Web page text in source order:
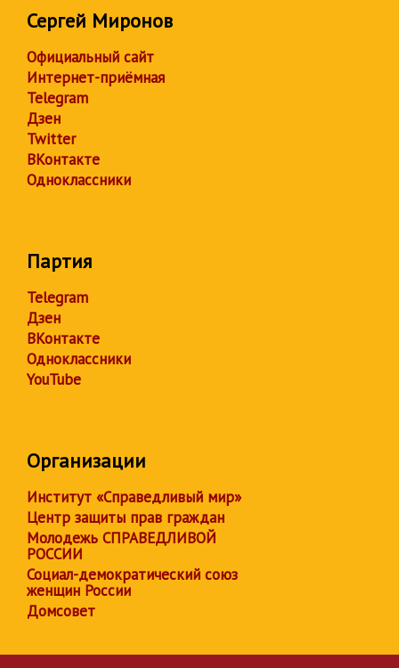
Сергей Миронов
Официальный сайт
Интернет-приёмная
Telegram
Дзен
Twitter
ВКонтакте
Одноклассники
Партия
Telegram
Дзен
ВКонтакте
Одноклассники
YouTube
Организации
Институт «Справедливый мир»
Центр защиты прав граждан
Молодежь СПРАВЕДЛИВОЙ
РОССИИ
Социал-демократический союз
женщин России
Домсовет